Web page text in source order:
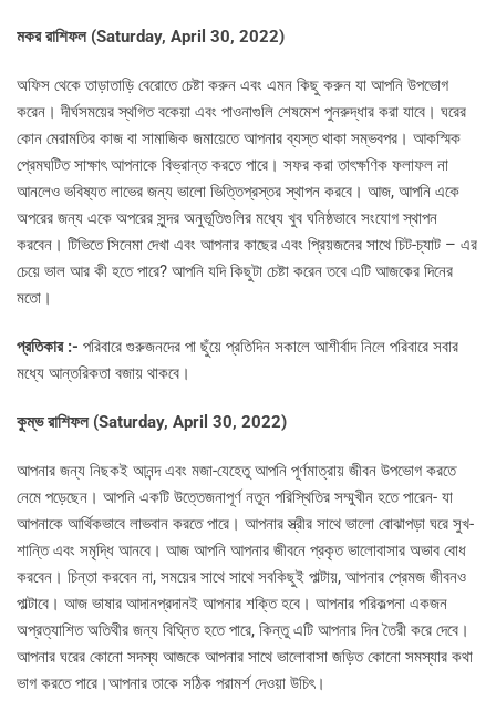
মকর রাশিফল (Saturday, April 30, 2022)
অফিস থেকে তাড়াতাড়ি বেরোতে চেষ্টা করুন এবং এমন কিছু করুন যা আপনি উপভোগ
করেন। দীর্ঘসময়ের স্থগিত বকেয়া এবং পাওনাগুলি শেষমেশ পুনরুদ্ধার করা যাবে। ঘরের
কোন মেরামতির কাজ বা সামাজিক জমায়েতে আপনার ব্যস্ত থাকা সম্ভবপর। আকস্মিক
প্রেমঘটিত সাক্ষাৎ আপনাকে বিভ্রান্ত করতে পারে। সফর করা তাৎক্ষণিক ফলাফল না
আনলেও ভবিষ্যত লাভের জন্য ভালো ভিত্তিপ্রস্তর স্থাপন করবে। আজ, আপনি একে
অপরের জন্য একে অপরের সুন্দর অনুভূতিগুলির মধ্যে খুব ঘনিষ্ঠভাবে সংযোগ স্থাপন
করবেন। টিভিতে সিনেমা দেখা এবং আপনার কাছের এবং প্রিয়জনের সাথে চিট-চ্যাট – এর
চেয়ে ভাল আর কী হতে পারে? আপনি যদি কিছুটা চেষ্টা করেন তবে এটি আজকের দিনের
মতো।
প্রতিকার :- পরিবারে গুরুজনদের পা ছুঁয়ে প্রতিদিন সকালে আশীর্বাদ নিলে পরিবারে সবার
মধ্যে আন্তরিকতা বজায় থাকবে।
কুম্ভ রাশিফল (Saturday, April 30, 2022)
আপনার জন্য নিছকই আনন্দ এবং মজা-যেহেতু আপনি পূর্ণমাত্রায় জীবন উপভোগ করতে
নেমে পড়েছেন। আপনি একটি উত্তেজনাপূর্ণ নতুন পরিস্থিতির সম্মুখীন হতে পারেন- যা
আপনাকে আর্থিকভাবে লাভবান করতে পারে। আপনার স্ত্রীর সাথে ভালো বোঝাপড়া ঘরে সুখ-
শান্তি এবং সমৃদ্ধি আনবে। আজ আপনি আপনার জীবনে প্রকৃত ভালোবাসার অভাব বোধ
করবেন। চিন্তা করবেন না, সময়ের সাথে সাথে সবকিছুই পাল্টায়, আপনার প্রেমজ জীবনও
পাল্টাবে। আজ ভাষার আদানপ্রদানই আপনার শক্তি হবে। আপনার পরিকল্পনা একজন
অপ্রত্যাশিত অতিথীর জন্য বিঘ্নিত হতে পারে, কিন্তু এটি আপনার দিন তৈরী করে দেবে।
আপনার ঘরের কোনো সদস্য আজকে আপনার সাথে ভালোবাসা জড়িত কোনো সমস্যার কথা
ভাগ করতে পারে।আপনার তাকে সঠিক পরামর্শ দেওয়া উচিৎ।